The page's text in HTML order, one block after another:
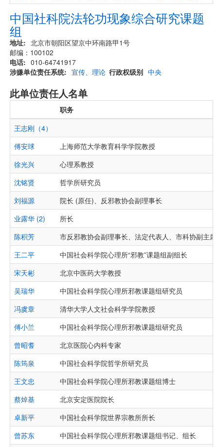
中国社科院法轮功现象综合研究课题
组
地址
北京市朝阳区望京中环南路甲1号
邮编：100102
电话
010-64741917
涉嫌单位责任系统
宣传、理论 行政权级别 中央
此单位责任人名单
职务
王志刚（4）
傅安球
上海师范大学教育科学学院教授
徐光兴
心理系教授
沈铭贤
哲学所研究员
刘福源
院长 (原任)、反邪教协会副理事长
业露华 (2)
所长
陈积芳
市反邪教协会副理事长、法定代表人、市科协副主席
王二平
中国社会科学院心理所“邪教”课题组副组长
宋天彬
北京中医药大学教授
吴瑞华
中国社会科学院心理所邪教课题组研究员
冯虞章
清华大学人文社会科学学院教授
傅小兰
中国社会科学院心理所邪教课题组研究员
曾昭耆
北京医院心内科专家
陈筠泉
中国社会科学院哲学所研究员
王文忠
中国社会科学院心理所邪教课题组博士
蔡焯基
北京安定医院院长
卓新平
中国社会科学院世界宗教所所长
曾苏东
中国社会科学院心理所邪教课题组书记、组长